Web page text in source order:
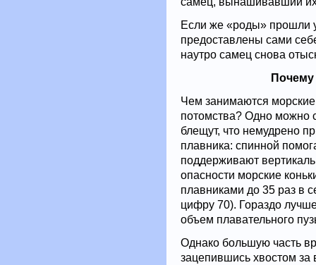
Если же «роды» прошли
предоставлены сами
наутро самец снова
Чем занимаются
потомства? Одно можно
блещут, что немудрено
плавника: спинной
поддерживают
опасности морские
плавниками до 35 раз в
цифру 70). Гораздо
объем плавательного
Однако большую часть
зацепившись хвостом